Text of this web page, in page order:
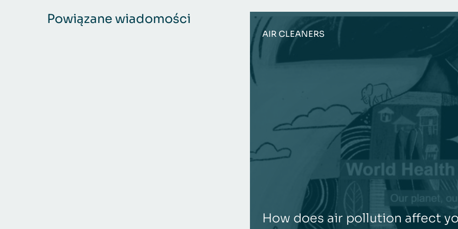
Powiązane wiadomości
AIR CLEANERS
How does air pollution affect